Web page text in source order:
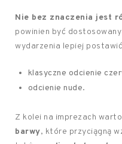
Nie bez znaczenia jest
powinien być
wydarzenia lepiej
klasyczne odcienie
odcienie nude.
Z kolei na imprezach
barwy, które przyciągną